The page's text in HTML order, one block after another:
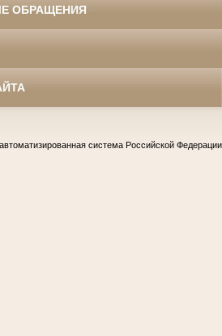
ОБРАЩЕНИЯ
система Российской